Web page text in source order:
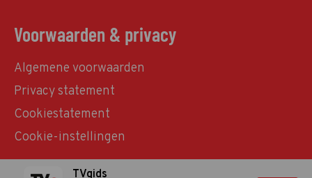
Voorwaarden & privacy
Algemene voorwaarden
Privacy statement
Cookiestatement
Cookie-instellingen
TVgids